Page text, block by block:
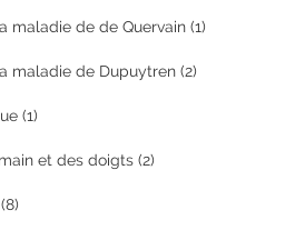
maladie de de Quervain (1)
maladie de Dupuytren (2)
(1)
et des doigts (2)
(8)